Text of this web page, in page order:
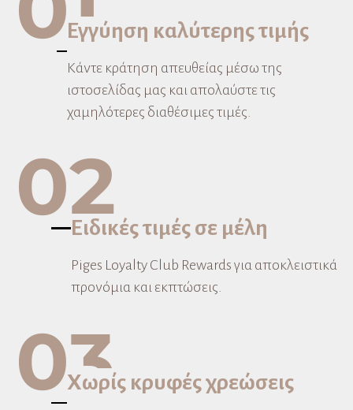
Εγγύηση καλύτερης τιμής
Κάντε κράτηση απευθείας μέσω της
ιστοσελίδας μας και απολαύστε τις
χαμηλότερες διαθέσιμες τιμές.
02Ειδικές τιμές σε μέλη
Piges Loyalty Club Rewards για αποκλειστικά
προνόμια και εκπτώσεις.
03Χωρίς κρυφές χρεώσεις